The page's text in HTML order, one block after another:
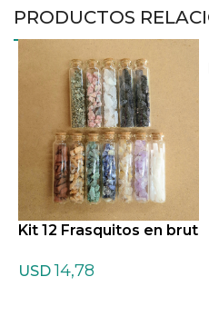
PRODUCTOS
Kit 12 Frasquitos en brut
USD 14,78